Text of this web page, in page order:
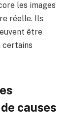
les images
réelle. Ils
être
certains
causes